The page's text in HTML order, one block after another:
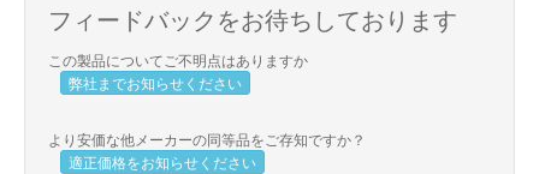
フィードバックをお待ちしております
この製品についてご不明点はありますか
弊社までお知らせください
より安価な他メーカーの同等品をご存知ですか？
適正価格をお知らせください